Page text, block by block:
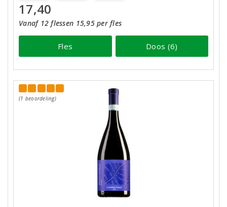
17,40
Vanaf 12 flessen 15,95 per fles
Fles Doos (6)
(1 beoordeling)